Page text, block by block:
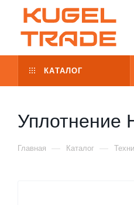
КАТАЛОГ
Уплотнение
Главная — Каталог —